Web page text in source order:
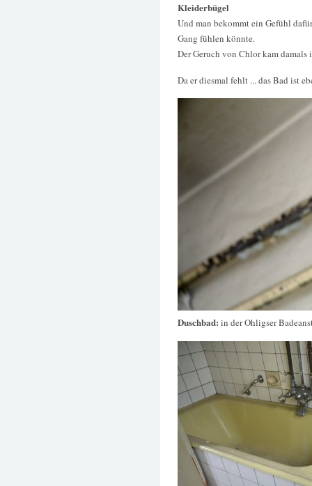
Kleiderbügel
Und man bekommt ein Gefühl
Gang fühlen könnte.
Der Geruch von Chlor kam damals
Da er diesmal fehlt ... das Bad ist
Duschbad: in der Ohligser